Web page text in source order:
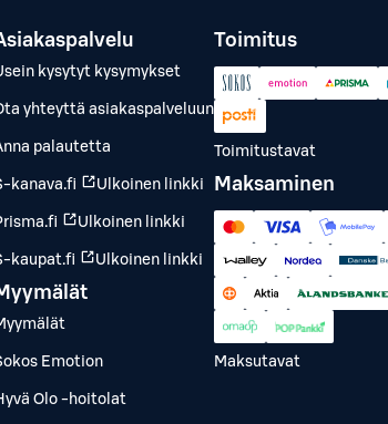
kysytyt kysymykset
yhteyttä asiakaspalveluun
palautetta
kanava.fi Ulkoinen linkki
Ulkoinen linkki
kaupat.fi Ulkoinen linkki
Emotion
Olo -hoitolat
Toimitus
Toimitustavat
Maksaminen
Maksutavat